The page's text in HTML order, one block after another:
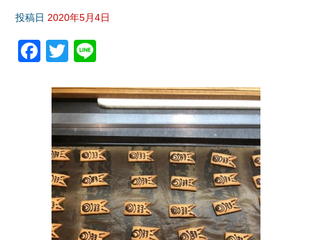
投稿日 2020年5月4日
F
c
e
b
o
o
k
T
tt
er
e